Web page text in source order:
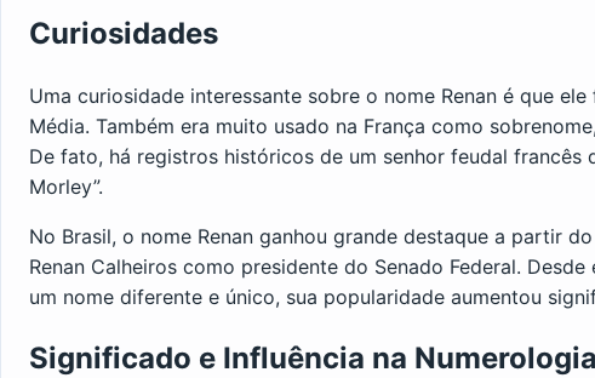
Curiosidades
Uma curiosidade interessante sobre o nome Renan é que
Média. Também era muito usado na França como
De fato, há registros históricos de um senhor feudal francês
Morley”.
No Brasil, o nome Renan ganhou grande destaque a partir
Renan Calheiros como presidente do Senado Federal.
um nome diferente e único, sua popularidade aumentou
Significado e Influência na Numerologia